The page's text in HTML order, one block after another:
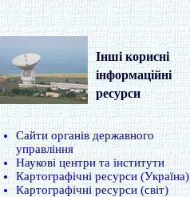
Інші корисні
інформаційні
ресурси
Сайти органів державного
управління
Наукові центри та інститути
Картографічні ресурси (Україна)
Картографічні ресурси (світ)